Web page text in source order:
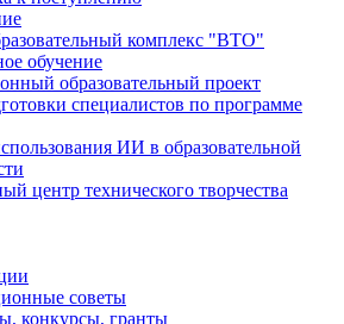
комплекс "ВТО"
обучение
образовательный проект
специалистов по программе
ИИ в образовательной
центр технического творчества
советы
конкурсы, гранты